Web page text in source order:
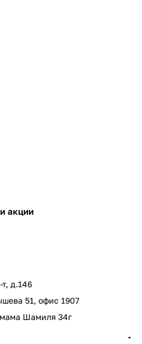
акции
д.146
51, офис 1907
Шамиля 34г